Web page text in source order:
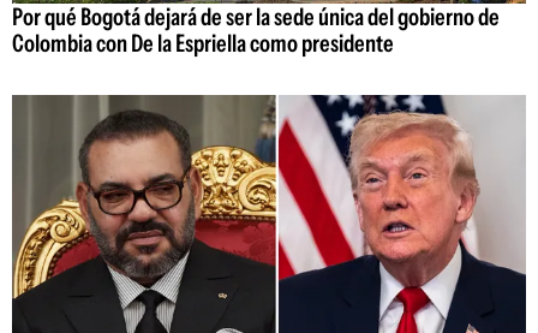
Por qué Bogotá dejará de ser la sede única del gobierno de
Colombia con De la Espriella como presidente